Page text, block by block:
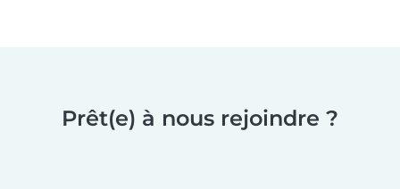
Prêt(e) à nous rejoindre ?